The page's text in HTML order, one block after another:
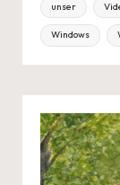
unser
Windows